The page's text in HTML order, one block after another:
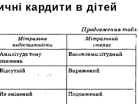
кардити в дітей